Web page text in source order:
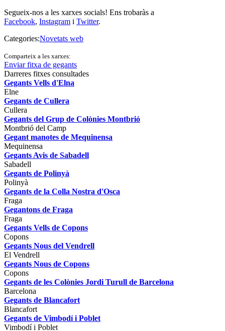
Segueix-nos a les xarxes socials! Ens trobaràs a
Facebook, Instagram i Twitter.
Categories:Novetats web
Comparteix a les xarxes:
Enviar fitxa de gegants
Darreres fitxes consultades
Gegants Vells d'Elna
Elne
Gegants de Cullera
Cullera
Gegants del Grup de Colònies Montbrió
Montbrió del Camp
Gegant manotes de Mequinensa
Mequinensa
Gegants Avis de Sabadell
Sabadell
Gegants de Polinyà
Polinyà
Gegants de la Colla Nostra d'Osca
Fraga
Gegantons de Fraga
Fraga
Gegants Vells de Copons
Copons
Gegants Nous del Vendrell
El Vendrell
Gegants Nous de Copons
Copons
Gegants de les Colònies Jordi Turull de Barcelona
Barcelona
Gegants de Blancafort
Blancafort
Gegants de Vimbodí i Poblet
Vimbodí i Poblet